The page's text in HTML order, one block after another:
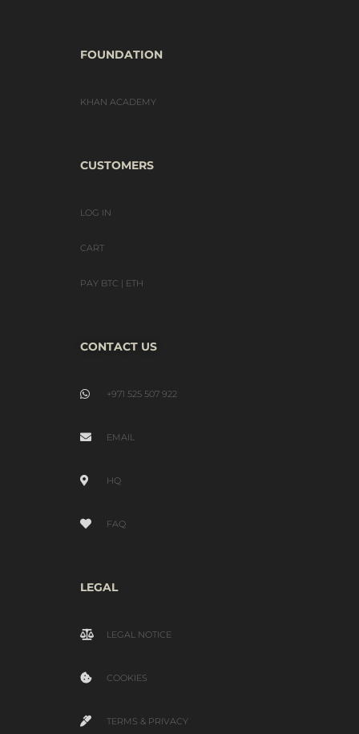
FOUNDATION
KHAN ACADEMY
CUSTOMERS
LOG IN
CART
PAY BTC | ETH
CONTACT US
+971 525 507 922
EMAIL
HQ
FAQ
LEGAL
LEGAL NOTICE
COOKIES
TERMS & PRIVACY